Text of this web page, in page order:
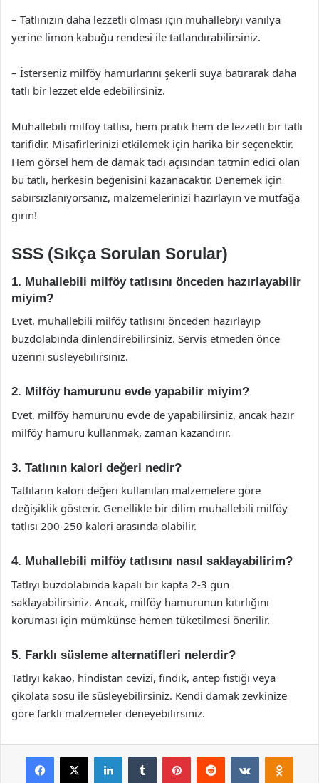
– Tatlınızın daha lezzetli olması için muhallebiyi vanilya
yerine limon kabuğu rendesi ile tatlandırabilirsiniz.
– İsterseniz milföy hamurlarını şekerli suya batırarak daha
tatlı bir lezzet elde edebilirsiniz.
Muhallebili milföy tatlısı, hem pratik hem de lezzetli bir tatlı
tarifidir. Misafirlerinizi etkilemek için harika bir seçenektir.
Hem görsel hem de damak tadı açısından tatmin edici olan
bu tatlı, herkesin beğenisini kazanacaktır. Denemek için
sabırsızlanıyorsanız, malzemelerinizi hazırlayın ve mutfağa
girin!
SSS (Sıkça Sorulan Sorular)
1. Muhallebili milföy tatlısını önceden hazırlayabilir
miyim?
Evet, muhallebili milföy tatlısını önceden hazırlayıp
buzdolabında dinlendirebilirsiniz. Servis etmeden önce
üzerini süsleyebilirsiniz.
2. Milföy hamurunu evde yapabilir miyim?
Evet, milföy hamurunu evde de yapabilirsiniz, ancak hazır
milföy hamuru kullanmak, zaman kazandırır.
3. Tatlının kalori değeri nedir?
Tatlıların kalori değeri kullanılan malzemelere göre
değişiklik gösterir. Genellikle bir dilim muhallebili milföy
tatlısı 200-250 kalori arasında olabilir.
4. Muhallebili milföy tatlısını nasıl saklayabilirim?
Tatlıyı buzdolabında kapalı bir kapta 2-3 gün
saklayabilirsiniz. Ancak, milföy hamurunun kıtırlığını
koruması için mümkünse hemen tüketilmesi önerilir.
5. Farklı süsleme alternatifleri nelerdir?
Tatlıyı kakao, hindistan cevizi, fındık, antep fıstığı veya
çikolata sosu ile süsleyebilirsiniz. Kendi damak zevkinize
göre farklı malzemeler deneyebilirsiniz.
Facebook
X LinkedInTumblr PinterestReddit VKontakte